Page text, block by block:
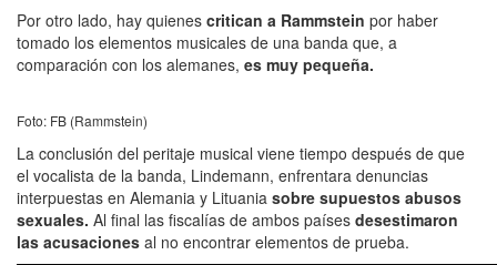
Por otro lado, hay quienes critican a Rammstein por haber
tomado los elementos musicales de una banda que, a
comparación con los alemanes, es muy pequeña.
Foto: FB (Rammstein)
La conclusión del peritaje musical viene tiempo después de que
el vocalista de la banda, Lindemann, enfrentara denuncias
interpuestas en Alemania y Lituania sobre supuestos abusos
sexuales. Al final las fiscalías de ambos países desestimaron
las acusaciones al no encontrar elementos de prueba.